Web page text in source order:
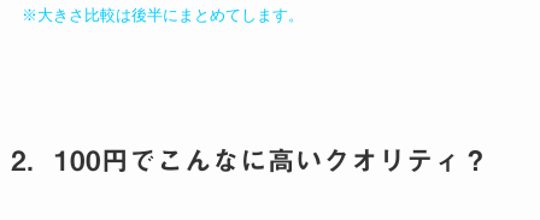
※大きさ比較は後半にまとめてします。
2．100円でこんなに高いクオリティ？